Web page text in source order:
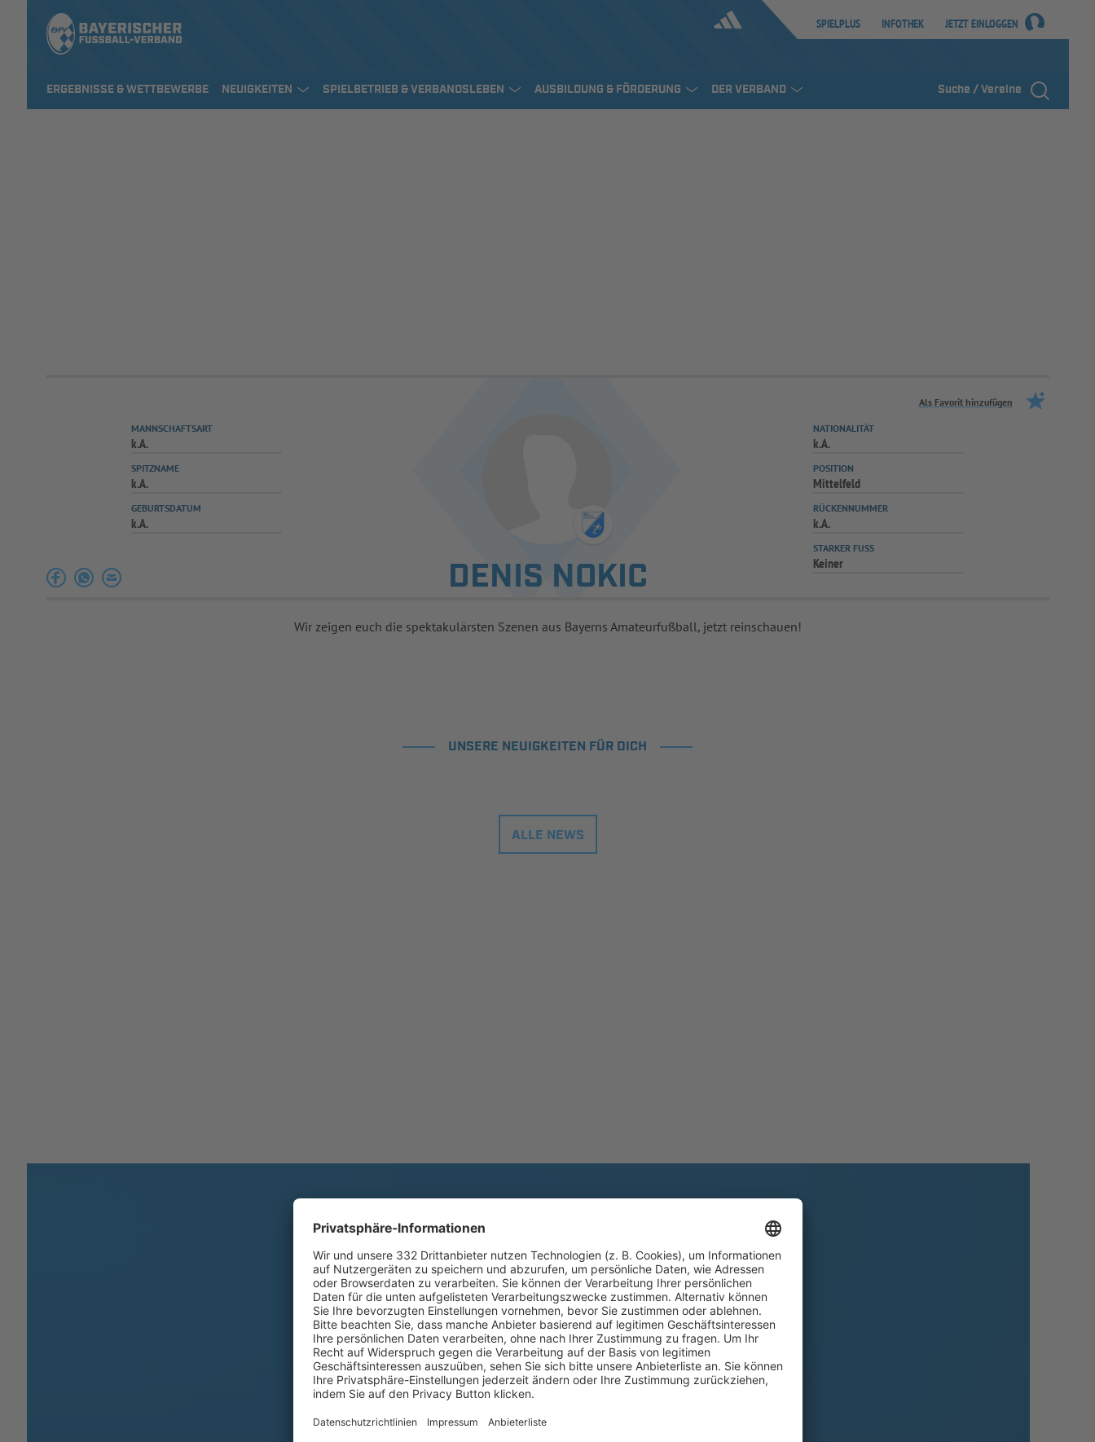
SPIELPLUS INFOTHEK JETZT EINLOGGEN
ERGEBNISSE & WETTBEWERBE NEUIGKEITEN SPIELBETRIEB & VERBANDSLEBEN AUSBILDUNG & FÖRDERUNG DER VERBAND Suche / Vereine
Als Favorit hinzufügen
DENIS NOKIC
MANNSCHAFTSART
k.A.
SPITZNAME
k.A.
GEBURTSDATUM
k.A.
NATIONALITÄT
k.A.
POSITION
Mittelfeld
RÜCKENNUMMER
k.A.
STARKER FUSS
Keiner
Wir zeigen euch die spektakulärsten Szenen aus Bayerns Amateurfußball, jetzt reinschauen!
UNSERE NEUIGKEITEN FÜR DICH
ALLE NEWS